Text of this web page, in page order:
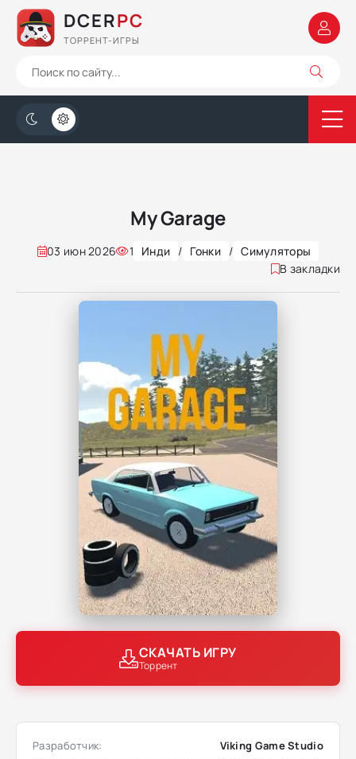
DCERPC
ТОРРЕНТ-ИГРЫ
My Garage
03 июн 2026 1 Инди / Гонки / Симуляторы
В закладки
СКАЧАТЬ ИГРУ
Торрент
Разработчик:
Viking Game Studio